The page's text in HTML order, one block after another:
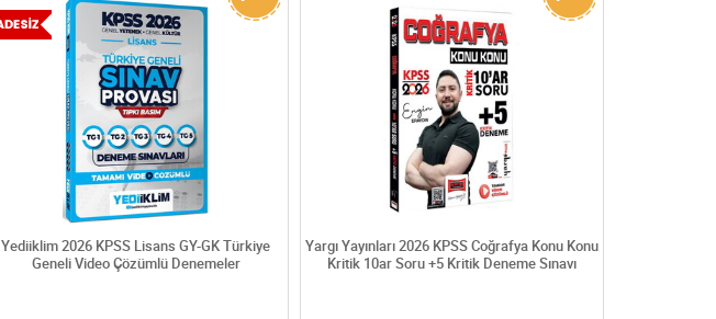
Yediiklim 2026 KPSS Lisans GY-GK Türkiye
Geneli Video Çözümlü Denemeler
Yargı Yayınları 2026 KPSS Coğrafya Konu Konu
Kritik 10ar Soru +5 Kritik Deneme Sınavı